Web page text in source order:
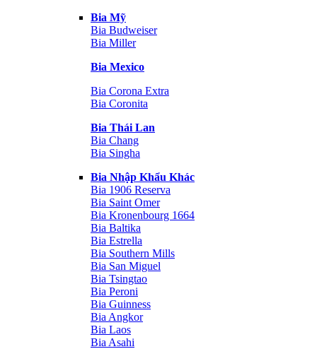
Bia Mỹ
Bia Budweiser
Bia Miller
Bia Mexico
Bia Corona Extra
Bia Coronita
Bia Thái Lan
Bia Chang
Bia Singha
Bia Nhập Khẩu Khác
Bia 1906 Reserva
Bia Saint Omer
Bia Kronenbourg 1664
Bia Baltika
Bia Estrella
Bia Southern Mills
Bia San Miguel
Bia Tsingtao
Bia Peroni
Bia Guinness
Bia Angkor
Bia Laos
Bia Asahi